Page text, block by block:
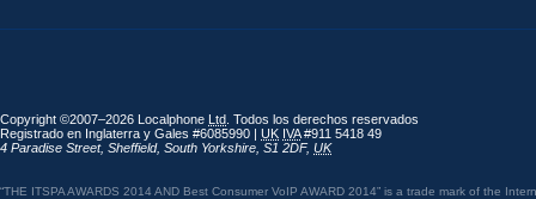
Copyright ©2007–2026 Localphone Ltd . Todos los derechos reservados
Registrado en Inglaterra y Gales #6085990 | UK IVA#911 5418 49
4 Paradise Street, Sheffield, South Yorkshire S1 2DF, UK
“THE ITSPA AWARDS 2014 AND Best Consumer VoIP AWARD 2014” is a trade mark of the